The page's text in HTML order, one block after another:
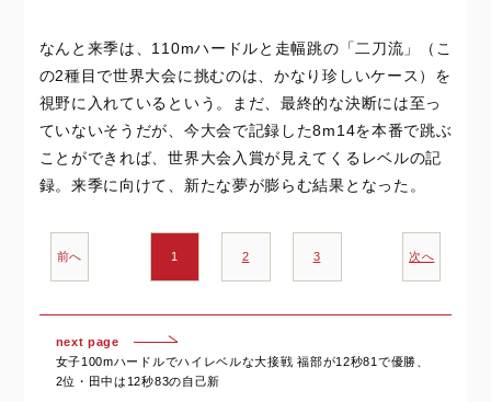
なんと来季は、110mハードルと走幅跳の「二刀流」（こ
の2種目で世界大会に挑むのは、かなり珍しいケース）を
視野に入れているという。まだ、最終的な決断には至っ
ていないそうだが、今大会で記録した8m14を本番で跳ぶ
ことができれば、世界大会入賞が見えてくるレベルの記
録。来季に向けて、新たな夢が膨らむ結果となった。
前へ 1 2 3 次へ
next page
女子100mハードルでハイレベルな大接戦 福部が12秒81で優勝、
2位・田中は12秒83の自己新